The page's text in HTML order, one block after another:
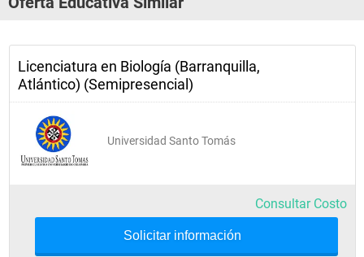
Estadística Inferencial
Fisiología Vegetal
Genética General
Geología
Histo-Morfología Comparada 3
Sexto Semestre
Licenciatura en Biología (Barranquilla,
Atlántico) (Semipresencial)
Universidad Santo Tomás
Consultar Costo
Solicitar información